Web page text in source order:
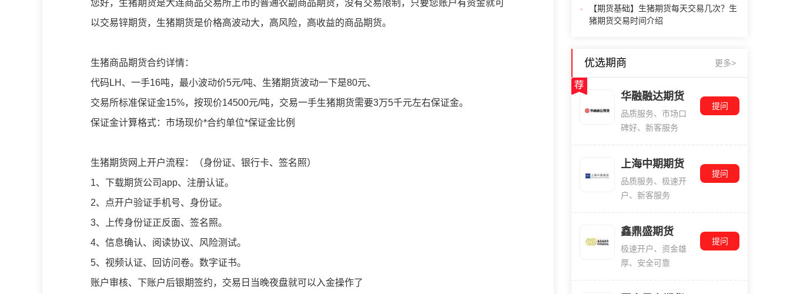
您好，生猪期货是大连商品交易所上市的普通农副商品期货，没有交易限制，只要您账户有资金就可
以交易锌期货，生猪期货是价格高波动大，高风险，高收益的商品期货。
生猪商品期货合约详情：
代码LH、一手16吨，最小波动价5元/吨、生猪期货波动一下是80元、
交易所标准保证金15%，按现价14500元/吨，交易一手生猪期货需要3万5千元左右保证金。
保证金计算格式：市场现价*合约单位*保证金比例
生猪期货网上开户流程：（身份证、银行卡、签名照）
1、下载期货公司app、注册认证。
2、点开户验证手机号、身份证。
3、上传身份证正反面、签名照。
4、信息确认、阅读协议、风险测试。
5、视频认证、回访问卷。数字证书。
账户审核、下账户后银期签约，交易日当晚夜盘就可以入金操作了
【期货基础】生猪期货每天交易几次？生
猪期货交易时间介绍
优选期商 更多>
华融融达期货
品质服务、市场口
碑好、新客服务
提问
上海中期期货
品质服务、极速开
户、新客服务
提问
鑫鼎盛期货
极速开户、资金雄
厚、安全可靠
提问